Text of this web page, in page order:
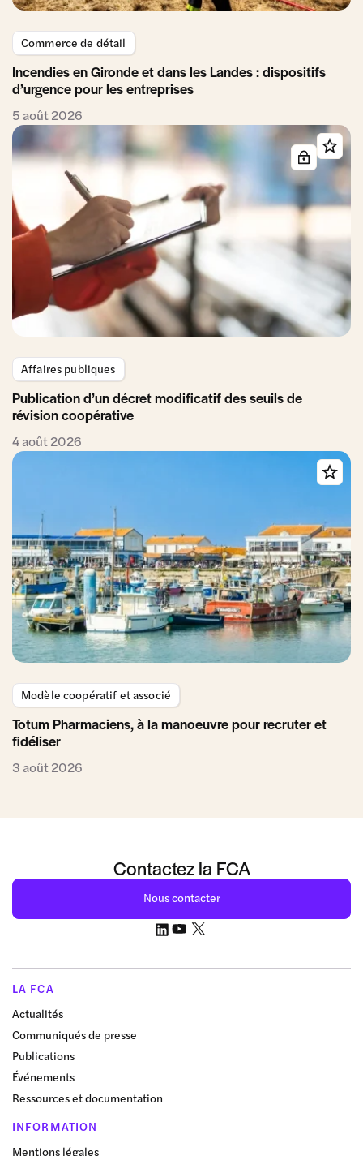
Commerce de détail
Incendies en Gironde et dans les Landes : dispositifs
d’urgence pour les entreprises
5 août 2026
Affaires publiques
Publication d’un décret modificatif des seuils de
révision coopérative
4 août 2026
Modèle coopératif et associé
Totum Pharmaciens, à la manoeuvre pour recruter et
fidéliser
3 août 2026
Contactez la FCA
Nous contacter
LA FCA
Actualités
Communiqués de presse
Publications
Événements
Ressources et documentation
INFORMATION
Mentions légales